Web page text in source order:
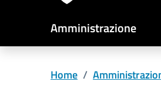
Amministrazione
Home /